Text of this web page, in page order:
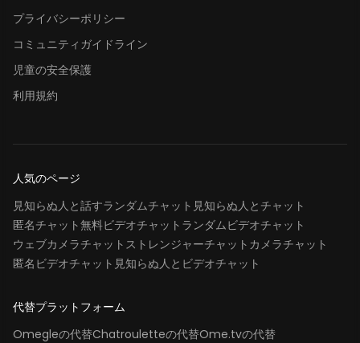
プライバシーポリシー
コミュニティガイドライン
児童の安全保護
利用規約
人気のページ
見知らぬ人と話すランダムチャット 見知らぬ人とチャット
匿名チャット無料ビデオチャット ランダムビデオチャット
ウェブカメラチャット ストレンジャーチャット カメラチャット
匿名ビデオチャット 見知らぬ人とビデオチャット
代替プラットフォーム
Omegleの代替Chatrouletteの代替Ome.tvの代替